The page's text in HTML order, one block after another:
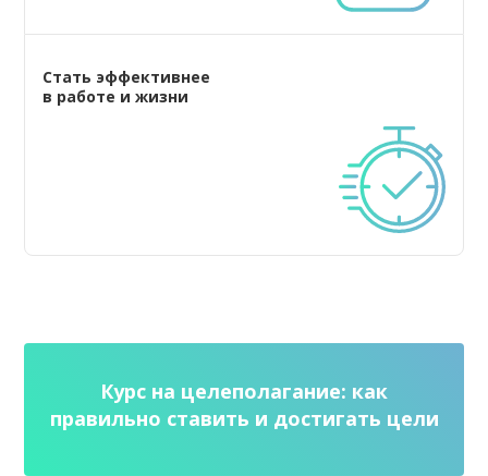
Стать эффективнее
в работе и жизни
Курс на целеполагание: как
правильно ставить и достигать цели